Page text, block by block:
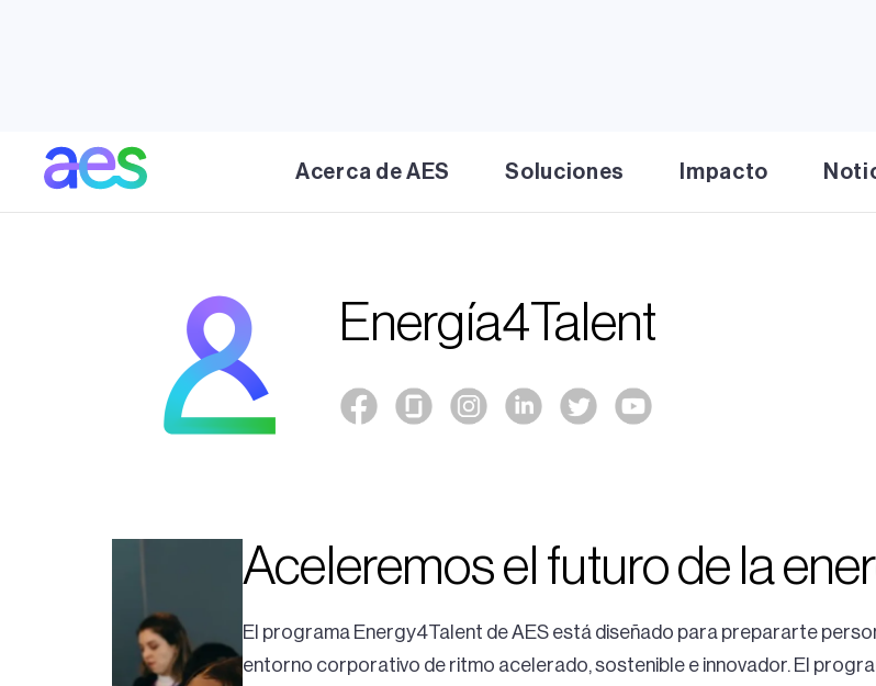
Acerca de AES Soluciones Impacto
Energía4Talent
Aceleremos el futuro de la
El programa Energy4Talent de AES está diseñado para prepararte
entorno corporativo de ritmo acelerado, sostenible e innovador. El